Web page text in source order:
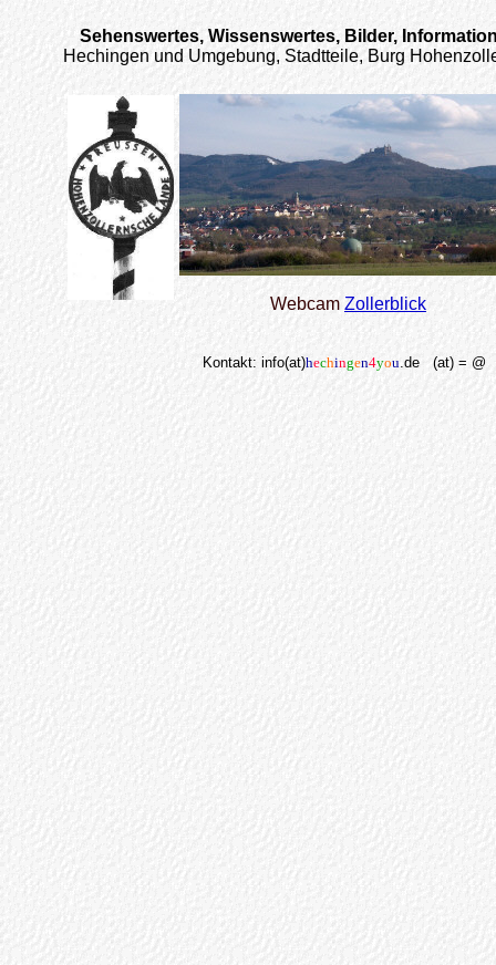
Sehenswertes, Wissenswertes, Bilder,
Hechingen und Umgebung, Stadtteile, Burg
Webcam Zollerblick
Kontakt: info(at)hechingen4you.de (at) = @